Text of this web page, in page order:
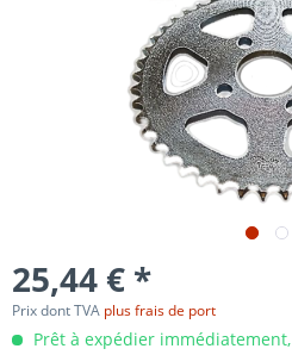
25,44 € *
Prix dont TVA plus frais de port
Prêt à expédier immédiatement,